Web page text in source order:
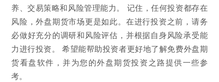
养、交易策略和风险管理能力。 记住，任何投资都存在
风险，外盘期货市场更是如此。在进行投资之前，请务
必做好充分的调研和风险评估，并根据自身风险承受能
力进行投资。 希望能帮助投资者更好地了解免费外盘期
货看盘软件，并为您的外盘期货投资之路提供一些参
考。